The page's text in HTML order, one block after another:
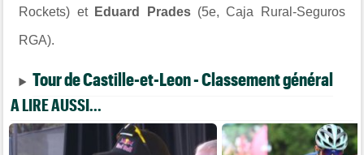
Rockets) et Eduard Prades (5e, Caja Rural-Seguros
RGA).
Tour de Castille-et-Leon - Classement général
A LIRE AUSSI...